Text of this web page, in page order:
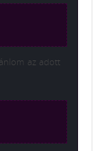
az adott